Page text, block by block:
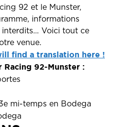
92 et le Munster,
informations
interdits… Voici tout ce
venue.
find a translation here !
92-Munster :
mi-temps en Bodega